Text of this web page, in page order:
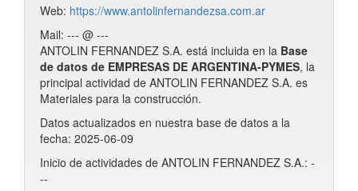
Web: https://www.antolinfernandezsa.com.ar
Mail: --- @ ---
ANTOLIN FERNANDEZ S.A. está incluida en la Base
de datos de EMPRESAS DE ARGENTINA-PYMES, la
principal actividad de ANTOLIN FERNANDEZ S.A. es
Materiales para la construcción.
Datos actualizados en nuestra base de datos a la
fecha: 2025-06-09
Inicio de actividades de ANTOLIN FERNANDEZ S.A.: -
--